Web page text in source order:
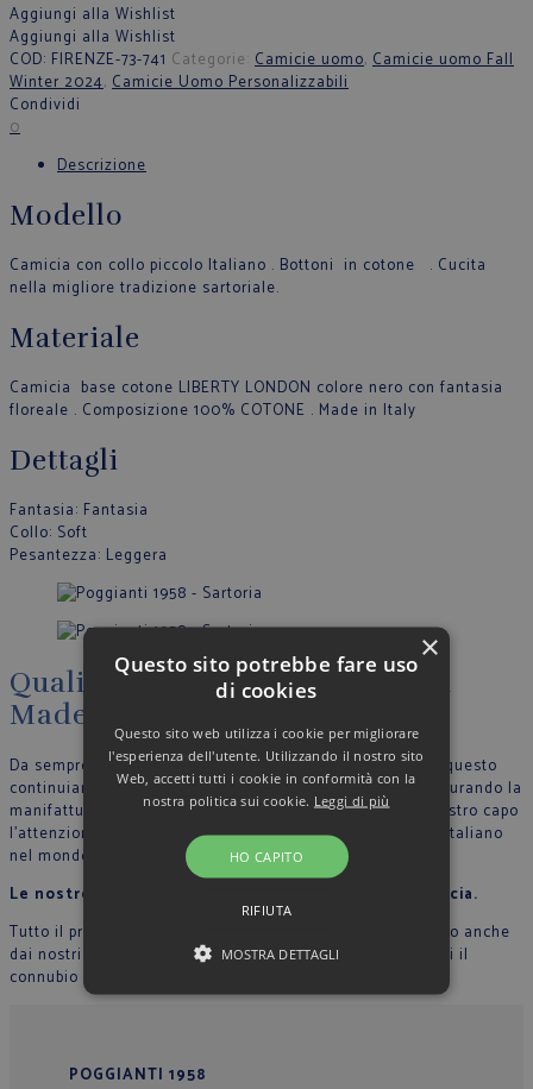
Aggiungi alla Wishlist
Aggiungi alla Wishlist
COD: FIRENZE-73-741 Categorie: Camicie uomo, Camicie uomo Fall
Winter 2024, Camicie Uomo Personalizzabili
Condividi
0
Descrizione
Modello
Camicia con collo piccolo Italiano . Bottoni in cotone . Cucita
nella migliore tradizione sartoriale.
Materiale
Camicia base cotone LIBERTY LONDON colore nero con fantasia
floreale . Composizione 100% COTONE . Made in Italy
Dettagli
Fantasia: Fantasia
Collo: Soft
Pesantezza: Leggera
Qualità, artigianalità, eleganza
Made in Italy
Da sempre crediamo nella filosofia del Made in Italy, per questo
continuiamo a produrre nel nostro stabilimento in Italia, curando la
manifattura tutte le fase di lavoro e riportando in ogni nostro capo
l’attenzione per il dettaglio che contraddistingue lo stile Italiano
nel mondo.
Le nostre sarte cuciono con mani esperte ogni camicia.
Tutto il processo di lavorazione sartoriale è supervisionato anche
dai nostri collaboratori, in modo che ogni capo rappresenti il
connubio perfetto tra qualità, originalità ed eleganza.
POGGIANTI 1958
×
Questo sito potrebbe fare uso
di cookies
Questo sito web utilizza i cookie per migliorare
l'esperienza dell'utente. Utilizzando il nostro sito
Web, accetti tutti i cookie in conformità con la
nostra politica sui cookie. Leggi di più
HO CAPITO
RIFIUTA
MOSTRA DETTAGLI